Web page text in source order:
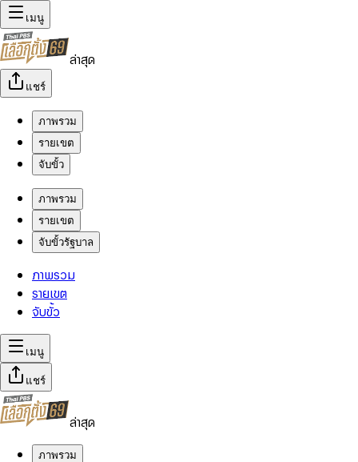
เมนู
ล่าสุด
แชร์
ภาพรวม
รายเขต
จับขั้ว
ภาพรวม
รายเขต
จับขั้วรัฐบาล
ภาพรวม
รายเขต
จับขั้ว
เมนู
แชร์
ล่าสุด
ภาพรวม